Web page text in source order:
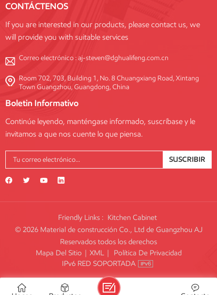
CONTÁCTENOS
If you are interested in our products, please contact us, we
will provide you with suitable services
Correo electrónico :aj-steven@dghualifeng.com.cn
Room 702, 703, Building 1, No. 8 Chuangxiang Road, Xintang
Town Guangzhou, Guangdong, China
Boletin Informativo
Continúe leyendo, manténgase informado, suscríbase y le
invitamos a que nos cuente lo que piensa.
SUSCRIBIR
Friendly Links : Kitchen Cabinet
© 2026 Material de construcción Co., Ltd de Guangzhou AJ
Reservados todos los derechos
Mapa Del Sitio | XML |
Política De Privacidad
IPv6 RED SOPORTADA